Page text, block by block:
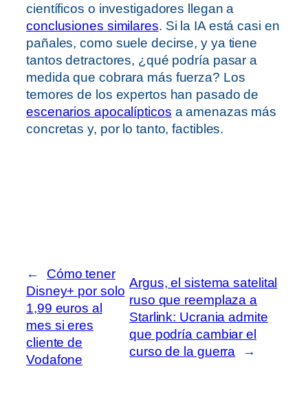
científicos o investigadores llegan a
conclusiones similares. Si la IA está casi en
pañales, como suele decirse, y ya tiene
tantos detractores, ¿qué podría pasar a
medida que cobrara más fuerza? Los
temores de los expertos han pasado de
escenarios apocalípticos a amenazas más
concretas y, por lo tanto, factibles.
←
Cómo tener
Disney+ por solo
1,99 euros al
mes si eres
cliente de
Vodafone
Argus, el sistema satelital
ruso que reemplaza a
Starlink: Ucrania admite
que podría cambiar el
curso de la guerra
→